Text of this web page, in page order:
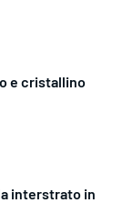
e cristallino
interstrato in